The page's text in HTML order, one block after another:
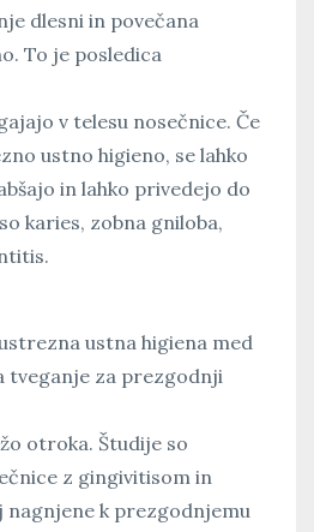
dlesni in povečana
To je posledica
v telesu nosečnice. Če
ustno higieno, se lahko
in lahko privedejo do
karies, zobna gniloba,
ustna higiena med
tveganje za prezgodnji
otroka. Študije so
z gingivitisom in
k prezgodnjemu